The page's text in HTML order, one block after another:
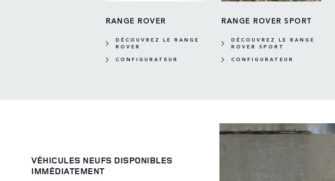
RANGE ROVER
DÉCOUVREZ LE RANGE
ROVER
CONFIGURATEUR
RANGE ROVER SPORT
DÉCOUVREZ LE RANGE
ROVER SPORT
CONFIGURATEUR
VÉHICULES NEUFS DISPONIBLES
IMMÉDIATEMENT